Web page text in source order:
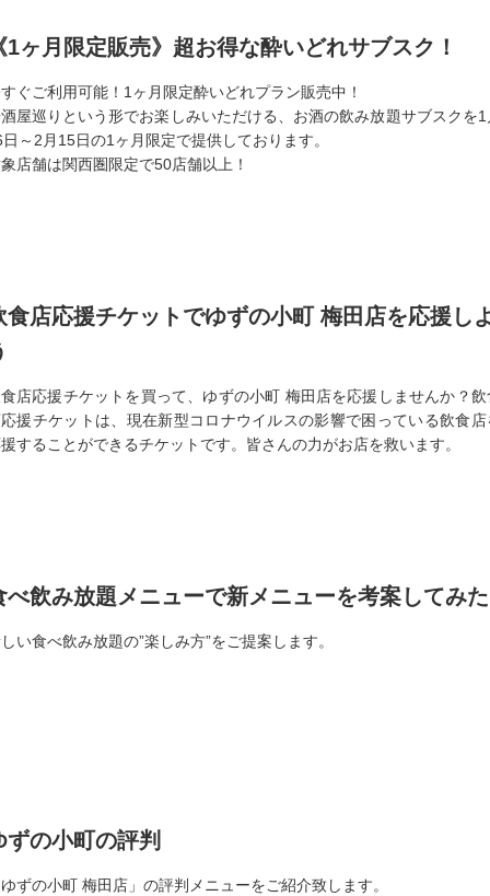
1ヶ月限定販売》超お得な酔いどれサブスク！
ぐご利用可能！1ヶ月限定酔いどれプラン販売中！
屋巡りという形でお楽しみいただける、お酒の飲み放題サブスクを1
～2月15日の1ヶ月限定で提供しております。
店舗は関西圏限定で50店舗以上！
食店応援チケットでゆずの小町 梅田店を応援し
店応援チケットを買って、ゆずの小町 梅田店を応援しませんか？飲
援チケットは、現在新型コロナウイルスの影響で困っている飲食店
することができるチケットです。皆さんの力がお店を救います。
べ飲み放題メニューで新メニューを考案してみた
い食べ飲み放題の”楽しみ方”をご提案します。
ずの小町の評判
ずの小町 梅田店」の評判メニューをご紹介致します。